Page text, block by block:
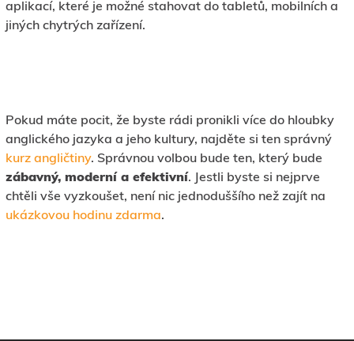
aplikací, které je možné stahovat do tabletů, mobilních a
jiných chytrých zařízení.
Pokud máte pocit, že byste rádi pronikli více do hloubky
anglického jazyka a jeho kultury, najděte si ten správný
kurz angličtiny. Správnou volbou bude ten, který bude
zábavný, moderní a efektivní. Jestli byste si nejprve
chtěli vše vyzkoušet, není nic jednoduššího než zajít na
ukázkovou hodinu zdarma.